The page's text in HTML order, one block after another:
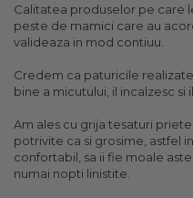
Calitatea produselor pe care
peste de mamici care au
valideaza in mod contiuu.
Credem ca paturicile
bine a micutului, il incalzesc si
Am ales cu grija tesaturi
potrivite ca si grosime, astfel
confortabil, sa ii fie moale
numai nopti linistite.